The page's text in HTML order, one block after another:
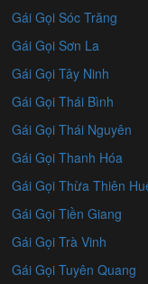
Gái Gọi Sóc Trăng
Gái Gọi Sơn La
Gái Gọi Tây Ninh
Gái Gọi Thái Bình
Gái Gọi Thái Nguyên
Gái Gọi Thanh Hóa
Gái Gọi Thừa Thiên
Gái Gọi Tiền Giang
Gái Gọi Trà Vinh
Gái Gọi Tuyên Quang